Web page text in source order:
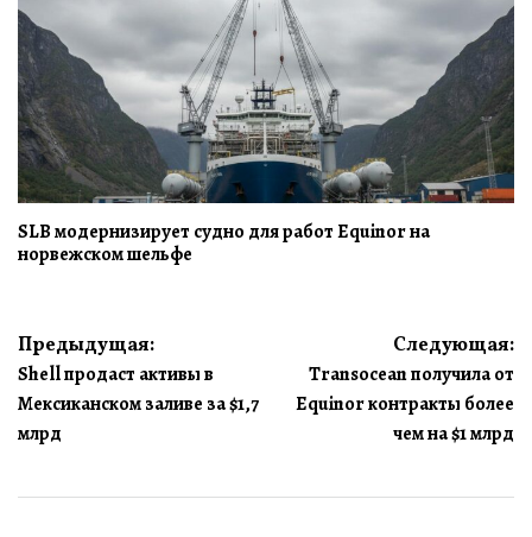
SLB модернизирует судно для работ Equinor на
норвежском шельфе
Навигация
по
записям
Предыдущая:
Shell продаст активы в
Мексиканском заливе за $1,7
млрд
Следующая:
Transocean получила от
Equinor контракты более
чем на $1 млрд